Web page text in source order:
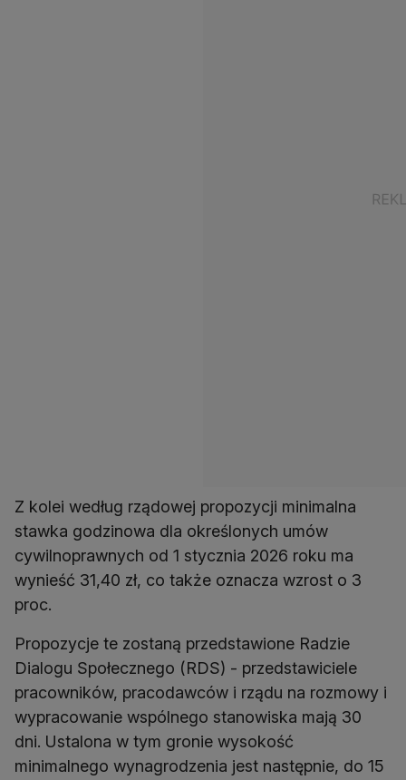
Z kolei według rządowej propozycji minimalna
stawka godzinowa dla określonych umów
cywilnoprawnych od 1 stycznia 2026 roku ma
wynieść 31,40 zł, co także oznacza wzrost o 3
proc.
Propozycje te zostaną przedstawione Radzie
Dialogu Społecznego (RDS) - przedstawiciele
pracowników, pracodawców i rządu na rozmowy i
wypracowanie wspólnego stanowiska mają 30
dni. Ustalona w tym gronie wysokość
minimalnego wynagrodzenia jest następnie, do 15